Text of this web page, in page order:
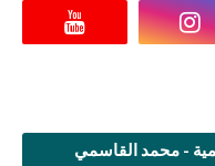
- محمد القاسمي